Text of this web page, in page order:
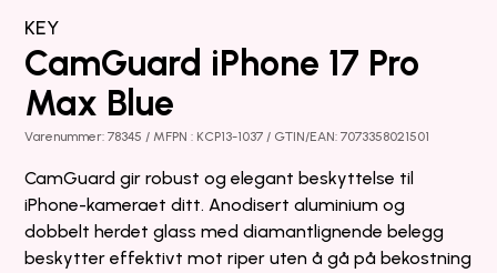
KEY
CamGuard iPhone 17 Pro
Max Blue
Varenummer: 78345 / MFPN : KCP13-1037 / GTIN/EAN: 7073358021501
CamGuard gir robust og elegant beskyttelse til
iPhone-kameraet ditt. Anodisert aluminium og
dobbelt herdet glass med diamantlignende belegg
beskytter effektivt mot riper uten å gå på bekostning